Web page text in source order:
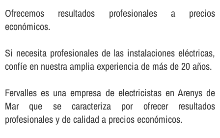
Ofrecemos resultados profesionales a precios
económicos.
Si necesita profesionales de las instalaciones eléctricas,
confí­e en nuestra amplia experiencia de más de 20 años.
Fervalles es una empresa de electricistas en Arenys de
Mar que se caracteriza por ofrecer resultados
profesionales y de calidad a precios económicos.